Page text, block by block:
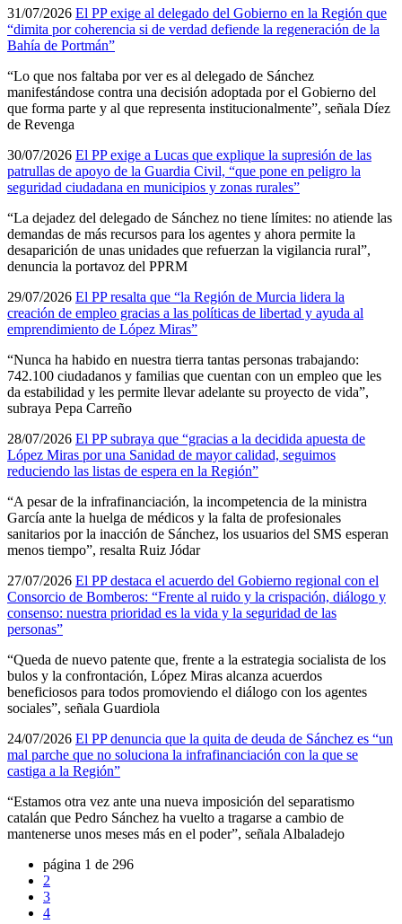
31/07/2026 El PP exige al delegado del Gobierno en la Región que
“dimita por coherencia si de verdad defiende la regeneración de la
Bahía de Portmán”
“Lo que nos faltaba por ver es al delegado de Sánchez
manifestándose contra una decisión adoptada por el Gobierno del
que forma parte y al que representa institucionalmente”, señala Díez
de Revenga
30/07/2026 El PP exige a Lucas que explique la supresión de las
patrullas de apoyo de la Guardia Civil, “que pone en peligro la
seguridad ciudadana en municipios y zonas rurales”
“La dejadez del delegado de Sánchez no tiene límites: no atiende las
demandas de más recursos para los agentes y ahora permite la
desaparición de unas unidades que refuerzan la vigilancia rural”,
denuncia la portavoz del PPRM
29/07/2026 El PP resalta que “la Región de Murcia lidera la
creación de empleo gracias a las políticas de libertad y ayuda al
emprendimiento de López Miras”
“Nunca ha habido en nuestra tierra tantas personas trabajando:
742.100 ciudadanos y familias que cuentan con un empleo que les
da estabilidad y les permite llevar adelante su proyecto de vida”,
subraya Pepa Carreño
28/07/2026 El PP subraya que “gracias a la decidida apuesta de
López Miras por una Sanidad de mayor calidad, seguimos
reduciendo las listas de espera en la Región”
“A pesar de la infrafinanciación, la incompetencia de la ministra
García ante la huelga de médicos y la falta de profesionales
sanitarios por la inacción de Sánchez, los usuarios del SMS esperan
menos tiempo”, resalta Ruiz Jódar
27/07/2026 El PP destaca el acuerdo del Gobierno regional con el
Consorcio de Bomberos: “Frente al ruido y la crispación, diálogo y
consenso: nuestra prioridad es la vida y la seguridad de las
personas”
“Queda de nuevo patente que, frente a la estrategia socialista de los
bulos y la confrontación, López Miras alcanza acuerdos
beneficiosos para todos promoviendo el diálogo con los agentes
sociales”, señala Guardiola
24/07/2026 El PP denuncia que la quita de deuda de Sánchez es “un
mal parche que no soluciona la infrafinanciación con la que se
castiga a la Región”
“Estamos otra vez ante una nueva imposición del separatismo
catalán que Pedro Sánchez ha vuelto a tragarse a cambio de
mantenerse unos meses más en el poder”, señala Albaladejo
página 1 de 296
2
3
4